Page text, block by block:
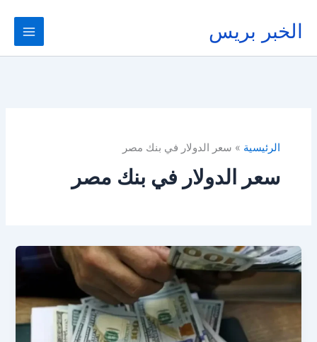
المحتوى
الخبر بريس
الرئيسية سعر الدولار في بنك مصر
سعر الدولار في بنك مصر